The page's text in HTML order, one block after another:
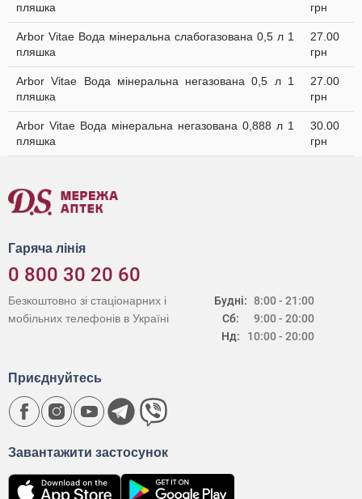
пляшка
грн
Arbor Vitae Вода мінеральна слабогазована 0,5 л 1
пляшка
27.00
грн
Arbor Vitae Вода мінеральна негазована 0,5 л 1
пляшка
27.00
грн
Arbor Vitae Вода мінеральна негазована 0,888 л 1
пляшка
30.00
грн
Гаряча лінія
0 800 30 20 60
Будні:
Сб:
Нд:
8:00 - 21:00
9:00 - 20:00
10:00 - 20:00
Безкоштовно зі стаціонарних і
мобільних телефонів в Україні
Завантажити застосунок
Приєднуйтесь